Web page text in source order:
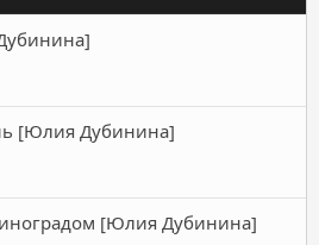
[Юлия Дубинина]
[Юлия Дубинина]